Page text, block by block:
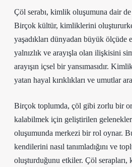
Çöl serabı, kimlik oluşumuna dair
Birçok kültür, kimliklerini
yaşadıkları dünyadan büyük ölçüde
yalnızlık ve arayışla olan ilişkisini
arayışın içsel bir yansımasıdır.
yatan hayal kırıklıkları ve umutlar
Birçok toplumda, çöl gibi zorlu bir
kalabilmek için geliştirilen
oluşumunda merkezi bir rol oynar.
kendilerini nasıl tanımladığını ve
oluşturduğunu etkiler. Çöl serapları,